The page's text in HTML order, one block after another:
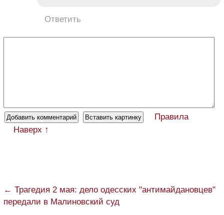
Ответить
Правила
Наверх ↑
← Трагедия 2 мая: дело одесских "антимайдановцев"
передали в Малиновский суд